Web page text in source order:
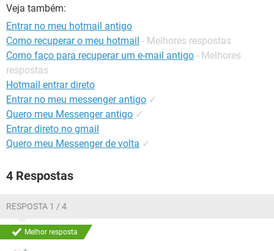
GUIA DE COMPRAS
Veja também:
Entrar no meu hotmail antigo
Como recuperar o meu hotmail - Melhores respostas
Como faço para recuperar um e-mail antigo - Melhores
respostas
Hotmail entrar direto
Entrar no meu messenger antigo ✓
Quero meu Messenger antigo ✓
Entrar direto no gmail
Quero meu Messenger de volta ✓
4 Respostas
RESPOSTA 1 / 4
Melhor resposta